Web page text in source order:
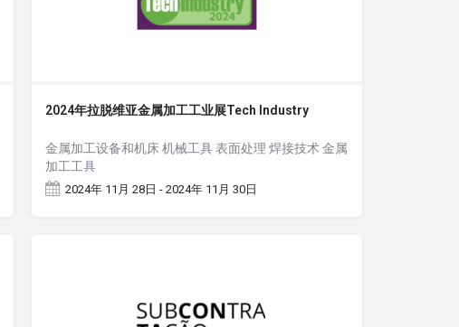
2024年拉脱维亚金属加工工业展Tech Industry
金属加工设备和机床 机械工具 表面处理 焊接技术 金属
加工工具
2024年 11月 28日 - 2024年 11月 30日